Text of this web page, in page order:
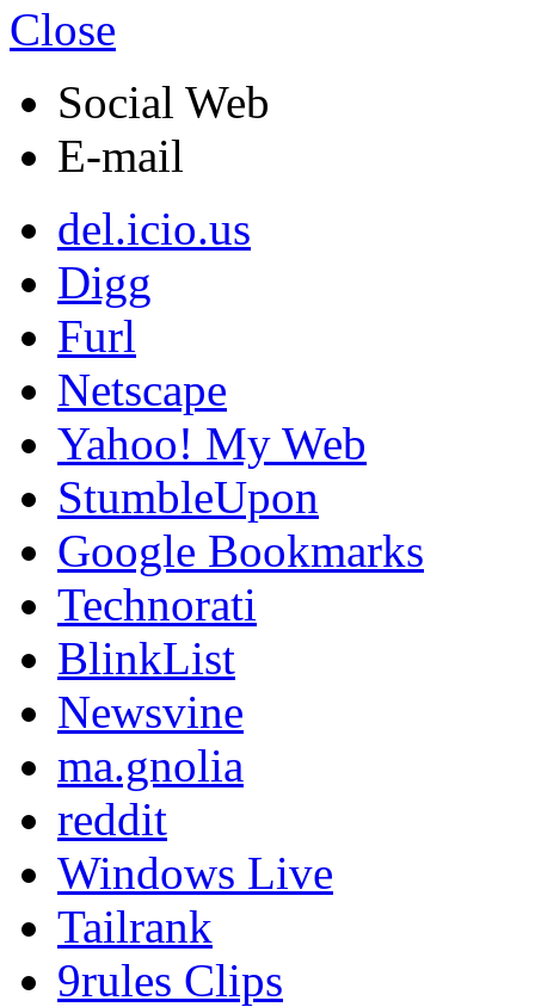
Close
Social Web
E-mail
del.icio.us
Digg
Furl
Netscape
Yahoo! My Web
StumbleUpon
Google Bookmarks
Technorati
BlinkList
Newsvine
ma.gnolia
reddit
Windows Live
Tailrank
9rules Clips